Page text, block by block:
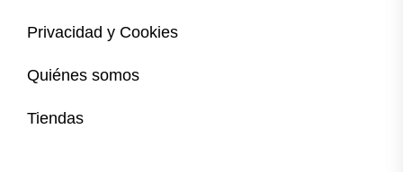
Privacidad y Cookies
Quiénes somos
Tiendas